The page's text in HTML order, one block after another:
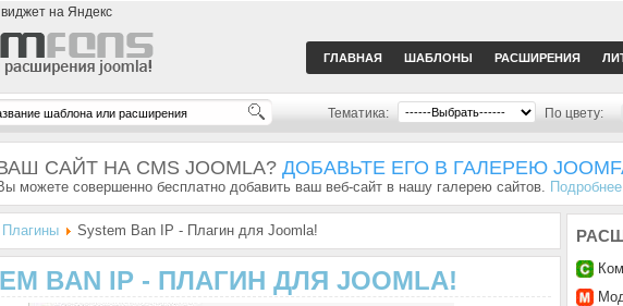
на Яндекс
ГЛАВНАЯ ШАБЛОНЫ РАСШИРЕНИЯ
Тематика: По цвету:
САЙТ НА CMS JOOMLA? ДОБАВЬТЕ ЕГО В ГАЛЕРЕЮ
можете совершенно бесплатно добавить ваш веб-сайт в нашу галерею сайтов.
Плагины System Ban IP - Плагин для Joomla!
BAN IP - ПЛАГИН ДЛЯ JOOMLA!